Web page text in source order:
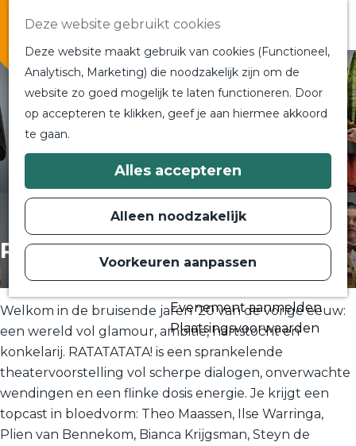
Deze website gebruikt cookies
Deze website maakt gebruik van cookies (Functioneel,
Analytisch, Marketing) die noodzakelijk zijn om de
website zo goed mogelijk te laten functioneren. Door
op accepteren te klikken, geef je aan hiermee akkoord
te gaan.
Alles accepteren
Alleen noodzakelijk
Voorkeuren aanpassen
a
a
a
d
h
o
e
p
a
g
e
In de buurt
Bij ons om de hoek
Alle blogs en vlogs
Ontmoet de bloggers
Plan je bezoek
Toeristische Informatiecentra
Bereikbaarheid
Routes
Evenement aanmelden
Plaatsingsvoorwaarden
Ratatatata!
Welkom in de bruisende jaren ‘20 van de vorige eeuw:
een wereld vol glamour, ambitie, hartstocht en
konkelarij. RATATATATA! is een sprankelende
theatervoorstelling vol scherpe dialogen, onverwachte
wendingen en een flinke dosis energie. Je krijgt een
topcast in bloedvorm: Theo Maassen, Ilse Warringa,
Plien van Bennekom, Bianca Krijgsman, Steyn de